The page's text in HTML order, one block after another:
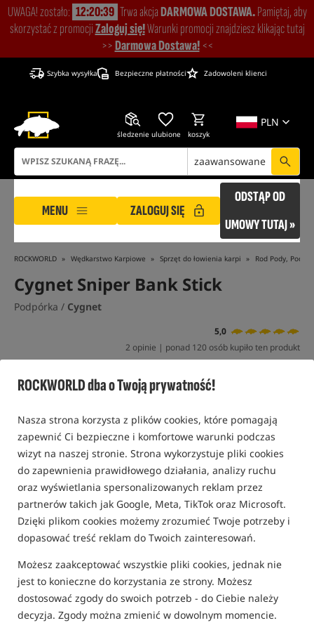
ROCKWORLD dba o Twoją prywatność!
Nasza strona korzysta z plików cookies, które pomagają
zapewnić Ci bezpieczne i komfortowe warunki podczas
wizyt na naszej stronie. Strona wykorzystuje pliki cookies
do zapewnienia prawidłowego działania, analizy ruchu
oraz wyświetlania spersonalizowanych reklam przez
partnerów takich jak Google, Meta, TikTok oraz Microsoft.
Dzięki plikom cookies możemy zrozumieć Twoje potrzeby i
dopasować treść reklam do Twoich zainteresowań.
Możesz zaakceptować wszystkie pliki cookies, jednak nie
jest to konieczne do korzystania ze strony. Możesz
dostosować zgody do swoich potrzeb - do Ciebie należy
decyzja. Zgody można zmienić w dowolnym momencie.
UWAGA! zostało: 12:20:38 Trwa akcjaDARMOWA DOSTAWA.Pamiętaj, aby
skorzystać z promocjiZaloguj się!Warunki promocji znajdziesz klikając tutaj
>>Darmowa Dostawa! <<
Szybka wysyłka Bezpieczne płatności Zadowoleni klienci
PLN
śledzenie ulubione koszyk
zaawansowane
MENU ZALOGUJ SIĘ
ODSTĄP OD
UMOWY TUTAJ »
ROCKWORLD Wędkarstwo Karpiowe Sprzęt do łowienia karpi Rod Pody,
Cygnet Sniper Bank Stick
Podpórka / Cygnet
5,0
2 opinie | ponad 120 osób kupiło ten produkt
Wyprzedaż